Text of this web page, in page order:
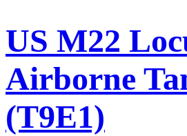
US M22
Airborne
(T9E1)